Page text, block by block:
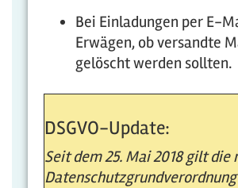
Bei Einladungen per E-
Erwägen, ob versandte
gelöscht werden sollten.
DSGVO-Update:
Seit dem 25. Mai 2018 gilt die
Datenschutzgrundverordnung